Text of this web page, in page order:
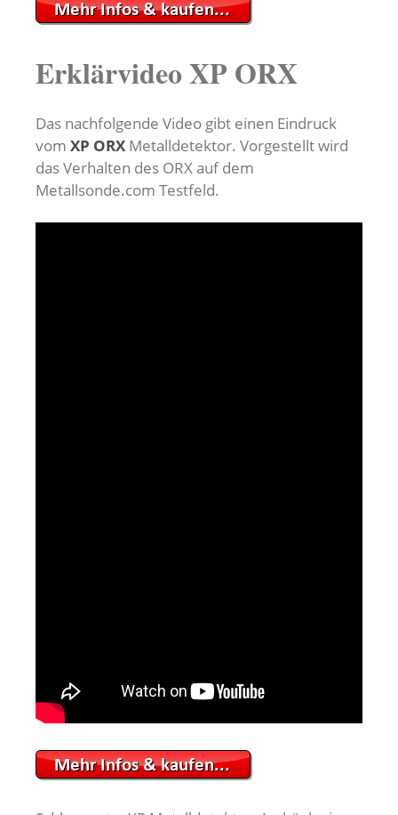
Erklärvideo XP ORX
Das nachfolgende Video gibt einen Eindruck
vom XP ORX Metalldetektor. Vorgestellt wird
das Verhalten des ORX auf dem
Metallsonde.com Testfeld.